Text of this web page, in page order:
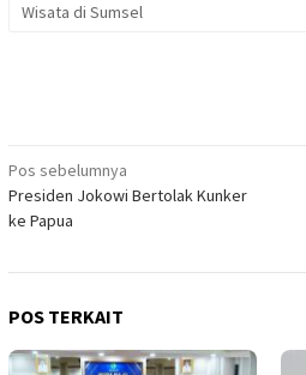
Wisata di Sumsel
Navigasi
pos
Pos sebelumnya
Presiden Jokowi Bertolak Kunker
ke Papua
POS TERKAIT